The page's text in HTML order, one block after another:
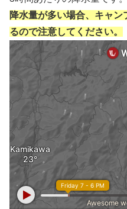
降水量が多い場合、キャ
るので注意してください。